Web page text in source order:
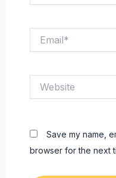
Save my name,
browser for the next